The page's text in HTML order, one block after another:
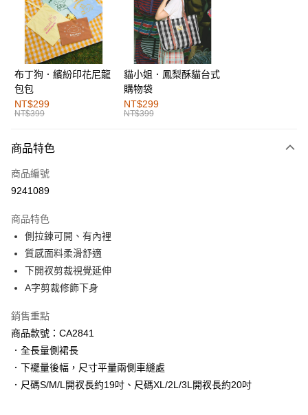
LINE Pay
街口支付
運送方式
全家取貨付款
每筆NT$60，滿NT$1,000(含以上)免運費
付款後全家取貨
萊爾富取貨付款
付款後萊爾富取貨
每筆NT$60，滿NT$1,000(含以上)免運費
7-11取貨付款
每筆NT$60，滿NT$1,000(含以上)免運費
付款後7-11取貨
每筆NT$60，滿NT$1,000(含以上)免運費
宅配
每筆NT$120，滿NT$1,000(含以上)免運費
布丁狗．繽紛印花尼龍
包包
NT$299
NT$399
貓小姐．鳳梨酥貓台式
購物袋
NT$299
NT$399
商品特色
商品編號
9241089
商品特色
側拉鍊可開、有內裡
質感面料柔滑舒適
下開衩剪裁視覺延伸
A字剪裁修飾下身
銷售重點
商品款號：CA2841
．全長量側裙長
．下襬量後幅，尺寸平量兩側車縫處
．尺碼S/M/L開衩長約19吋、尺碼XL/2L/3L開衩長約20吋